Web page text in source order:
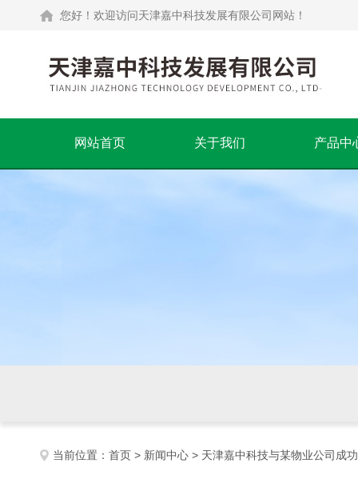
您好！欢迎访问天津嘉中科技发展有限公司网站！
网站首页 关于我们 产品中
当前位置： 首页 > 新闻中心 > 天津嘉中科技与某物业公司成